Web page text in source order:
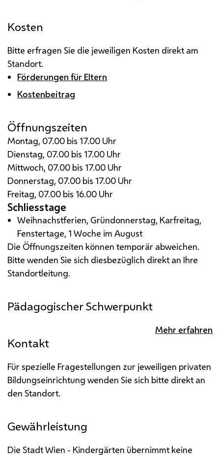
Kosten
Bitte erfragen Sie die jeweiligen Kosten direkt am
Standort.
Förderungen für Eltern
Kostenbeitrag
Öffnungszeiten
Montag, 07.00 bis 17.00 Uhr
Dienstag, 07.00 bis 17.00 Uhr
Mittwoch, 07.00 bis 17.00 Uhr
Donnerstag, 07.00 bis 17.00 Uhr
Freitag, 07.00 bis 16.00 Uhr
Schliesstage
Weihnachstferien, Gründonnerstag, Karfreitag,
Fenstertage, 1 Woche im August
Die Öffnungszeiten können temporär abweichen.
Bitte wenden Sie sich diesbezüglich direkt an Ihre
Standortleitung.
Pädagogischer Schwerpunkt
Mehr erfahren
Kontakt
Für spezielle Fragestellungen zur jeweiligen privaten
Bildungseinrichtung wenden Sie sich bitte direkt an
den Standort.
Gewährleistung
Die Stadt Wien - Kindergärten übernimmt keine